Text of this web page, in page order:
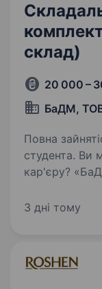
склад)
20 000 –
БаДМ,
Повна
студента. Ви мрієте розвиватися та будувати
кар'єру?
Україну. Ми
3 дні тому